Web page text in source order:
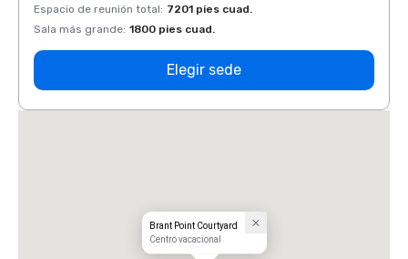
Espacio de reunión total: 7201 pies cuad.
Sala más grande: 1800 pies cuad.
Elegir sede
Brant Point Courtyard
Centro vacacional